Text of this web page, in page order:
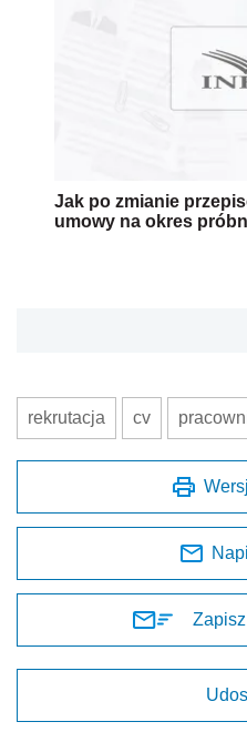
Jak po zmianie
umowy na okres
rekrutacja cv